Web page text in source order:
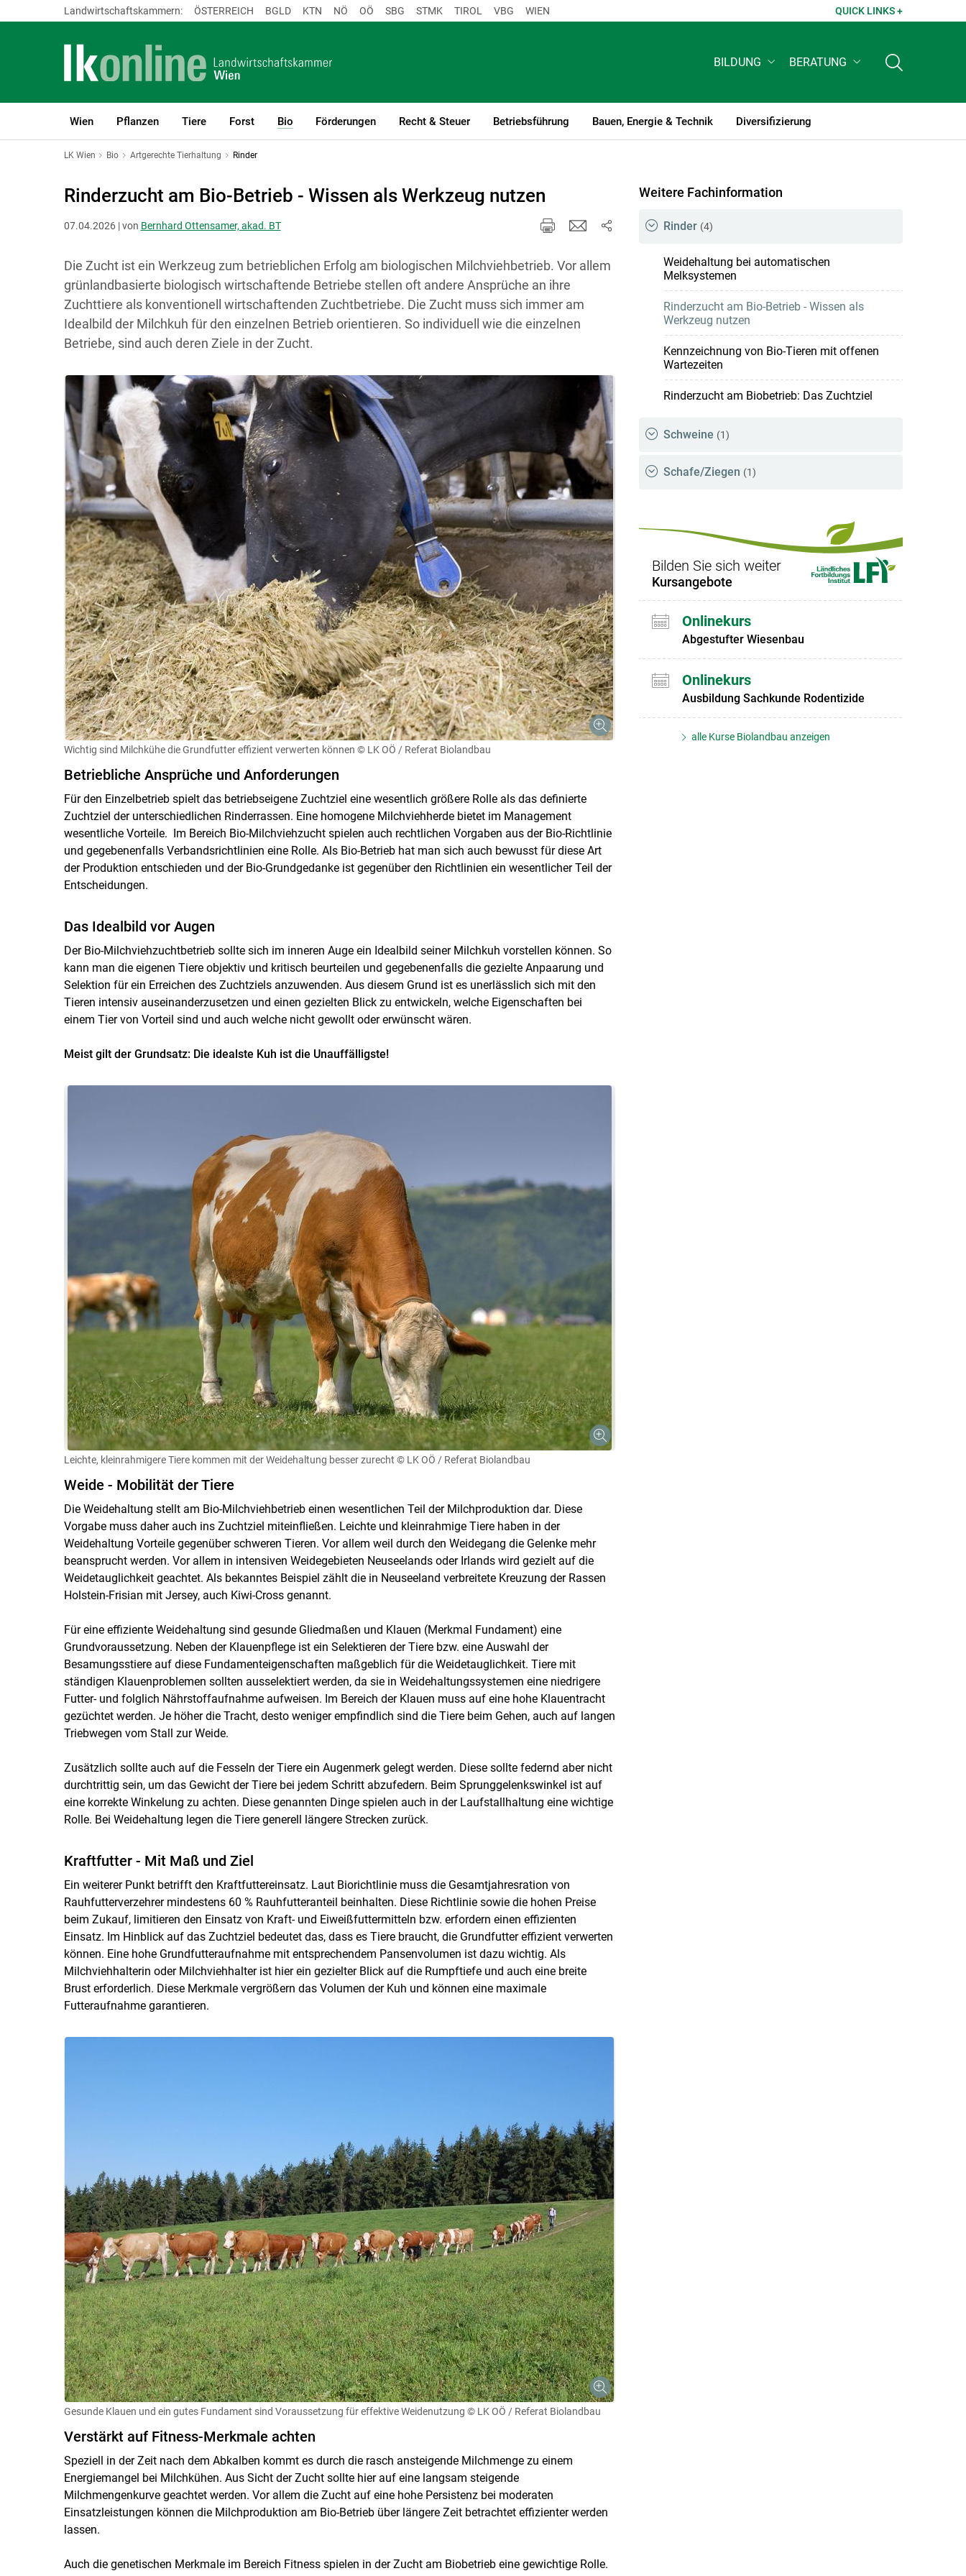
Skip to main content
Landwirtschaftskammern: ÖSTERREICH BGLD KTN NÖ OÖ SBG STMK TIROL VBG WIEN QUICK LINKS +
BILDUNG BERATUNG
Wien Pflanzen Tiere Forst Bio
(current)1
Förderungen Recht & Steuer Betriebsführung Bauen, Energie & Technik Diversifizierung
LK Wien Bio Artgerechte Tierhaltung Rinder
Rinderzucht am Bio-Betrieb - Wissen als Werkzeug nutzen
07.04.2026 | von Bernhard Ottensamer, akad. BT
Die Zucht ist ein Werkzeug zum betrieblichen Erfolg am biologischen Milchviehbetrieb. Vor allem
grünlandbasierte biologisch wirtschaftende Betriebe stellen oft andere Ansprüche an ihre
Zuchttiere als konventionell wirtschaftenden Zuchtbetriebe. Die Zucht muss sich immer am
Idealbild der Milchkuh für den einzelnen Betrieb orientieren. So individuell wie die einzelnen
Betriebe, sind auch deren Ziele in der Zucht.
Wichtig sind Milchkühe die Grundfutter effizient verwerten können © LK OÖ / Referat Biolandbau
Betriebliche Ansprüche und Anforderungen
Für den Einzelbetrieb spielt das betriebseigene Zuchtziel eine wesentlich größere Rolle als das definierte
Zuchtziel der unterschiedlichen Rinderrassen. Eine homogene Milchviehherde bietet im Management
wesentliche Vorteile. Im Bereich Bio-Milchviehzucht spielen auch rechtlichen Vorgaben aus der Bio-Richtlinie
und gegebenenfalls Verbandsrichtlinien eine Rolle. Als Bio-Betrieb hat man sich auch bewusst für diese Art
der Produktion entschieden und der Bio-Grundgedanke ist gegenüber den Richtlinien ein wesentlicher Teil der
Entscheidungen.
Das Idealbild vor Augen
Der Bio-Milchviehzuchtbetrieb sollte sich im inneren Auge ein Idealbild seiner Milchkuh vorstellen können. So
kann man die eigenen Tiere objektiv und kritisch beurteilen und gegebenenfalls die gezielte Anpaarung und
Selektion für ein Erreichen des Zuchtziels anzuwenden. Aus diesem Grund ist es unerlässlich sich mit den
Tieren intensiv auseinanderzusetzen und einen gezielten Blick zu entwickeln, welche Eigenschaften bei
einem Tier von Vorteil sind und auch welche nicht gewollt oder erwünscht wären.
Meist gilt der Grundsatz: Die idealste Kuh ist die Unauffälligste!
Leichte, kleinrahmigere Tiere kommen mit der Weidehaltung besser zurecht © LK OÖ / Referat Biolandbau
Weide - Mobilität der Tiere
Die Weidehaltung stellt am Bio-Milchviehbetrieb einen wesentlichen Teil der Milchproduktion dar. Diese
Vorgabe muss daher auch ins Zuchtziel miteinfließen. Leichte und kleinrahmige Tiere haben in der
Weidehaltung Vorteile gegenüber schweren Tieren. Vor allem weil durch den Weidegang die Gelenke mehr
beansprucht werden. Vor allem in intensiven Weidegebieten Neuseelands oder Irlands wird gezielt auf die
Weidetauglichkeit geachtet. Als bekanntes Beispiel zählt die in Neuseeland verbreitete Kreuzung der Rassen
Holstein-Frisian mit Jersey, auch Kiwi-Cross genannt.
Für eine effiziente Weidehaltung sind gesunde Gliedmaßen und Klauen (Merkmal Fundament) eine
Grundvoraussetzung. Neben der Klauenpflege ist ein Selektieren der Tiere bzw. eine Auswahl der
Besamungsstiere auf diese Fundamenteigenschaften maßgeblich für die Weidetauglichkeit. Tiere mit
ständigen Klauenproblemen sollten ausselektiert werden, da sie in Weidehaltungssystemen eine niedrigere
Futter- und folglich Nährstoffaufnahme aufweisen. Im Bereich der Klauen muss auf eine hohe Klauentracht
gezüchtet werden. Je höher die Tracht, desto weniger empfindlich sind die Tiere beim Gehen, auch auf langen
Triebwegen vom Stall zur Weide.
Zusätzlich sollte auch auf die Fesseln der Tiere ein Augenmerk gelegt werden. Diese sollte federnd aber nicht
durchtrittig sein, um das Gewicht der Tiere bei jedem Schritt abzufedern. Beim Sprunggelenkswinkel ist auf
eine korrekte Winkelung zu achten. Diese genannten Dinge spielen auch in der Laufstallhaltung eine wichtige
Rolle. Bei Weidehaltung legen die Tiere generell längere Strecken zurück.
Kraftfutter - Mit Maß und Ziel
Ein weiterer Punkt betrifft den Kraftfuttereinsatz. Laut Biorichtlinie muss die Gesamtjahresration von
Rauhfutterverzehrer mindestens 60 % Rauhfutteranteil beinhalten. Diese Richtlinie sowie die hohen Preise
beim Zukauf, limitieren den Einsatz von Kraft- und Eiweißfuttermitteln bzw. erfordern einen effizienten
Einsatz. Im Hinblick auf das Zuchtziel bedeutet das, dass es Tiere braucht, die Grundfutter effizient verwerten
können. Eine hohe Grundfutteraufnahme mit entsprechendem Pansenvolumen ist dazu wichtig. Als
Milchviehhalterin oder Milchviehhalter ist hier ein gezielter Blick auf die Rumpftiefe und auch eine breite
Brust erforderlich. Diese Merkmale vergrößern das Volumen der Kuh und können eine maximale
Futteraufnahme garantieren.
Gesunde Klauen und ein gutes Fundament sind Voraussetzung für effektive Weidenutzung © LK OÖ / Referat Biolandbau
Verstärkt auf Fitness-Merkmale achten
Speziell in der Zeit nach dem Abkalben kommt es durch die rasch ansteigende Milchmenge zu einem
Energiemangel bei Milchkühen. Aus Sicht der Zucht sollte hier auf eine langsam steigende
Milchmengenkurve geachtet werden. Vor allem die Zucht auf eine hohe Persistenz bei moderaten
Einsatzleistungen können die Milchproduktion am Bio-Betrieb über längere Zeit betrachtet effizienter werden
lassen.
Auch die genetischen Merkmale im Bereich Fitness spielen in der Zucht am Biobetrieb eine gewichtige Rolle.
Weitere Fachinformation
Rinder (4)
Weidehaltung bei automatischen
Melksystemen
Rinderzucht am Bio-Betrieb - Wissen als
Werkzeug nutzen
Kennzeichnung von Bio-Tieren mit offenen
Wartezeiten
Rinderzucht am Biobetrieb: Das Zuchtziel
Schweine (1)
Schafe/Ziegen (1)
Bilden Sie sich weiter
Kursangebote
Onlinekurs
Abgestufter Wiesenbau
Onlinekurs
Ausbildung Sachkunde Rodentizide
alle Kurse Biolandbau anzeigen